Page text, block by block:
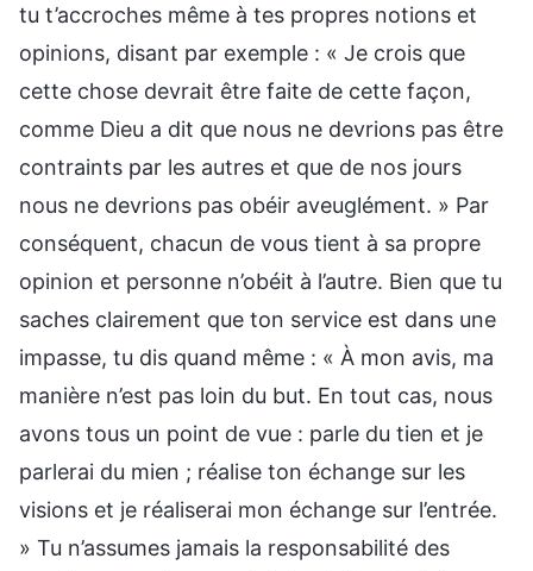
tu t’accroches même à tes propres notions et
opinions, disant par exemple : « Je crois que
cette chose devrait être faite de cette façon,
comme Dieu a dit que nous ne devrions pas être
contraints par les autres et que de nos jours
nous ne devrions pas obéir aveuglément. » Par
conséquent, chacun de vous tient à sa propre
opinion et personne n’obéit à l’autre. Bien que tu
saches clairement que ton service est dans une
impasse, tu dis quand même : « À mon avis, ma
manière n’est pas loin du but. En tout cas, nous
avons tous un point de vue : parle du tien et je
parlerai du mien ; réalise ton échange sur les
visions et je réaliserai mon échange sur l’entrée.
» Tu n’assumes jamais la responsabilité des